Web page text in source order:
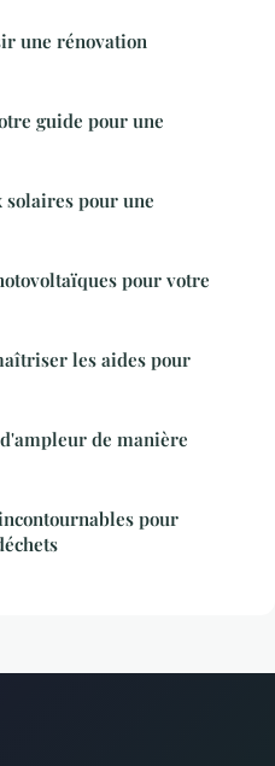
une rénovation
guide pour une
solaires pour une
pour votre
les aides pour
de manière
pour